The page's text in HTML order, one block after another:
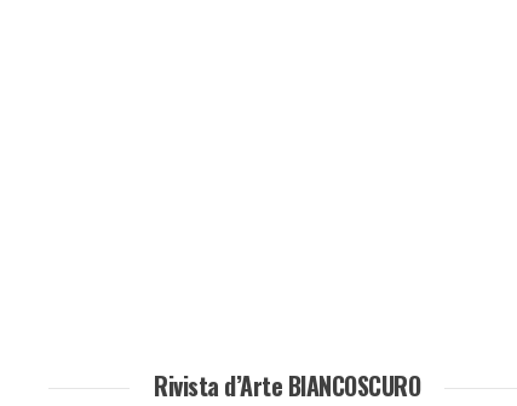
Rivista d’Arte BIANCOSCURO